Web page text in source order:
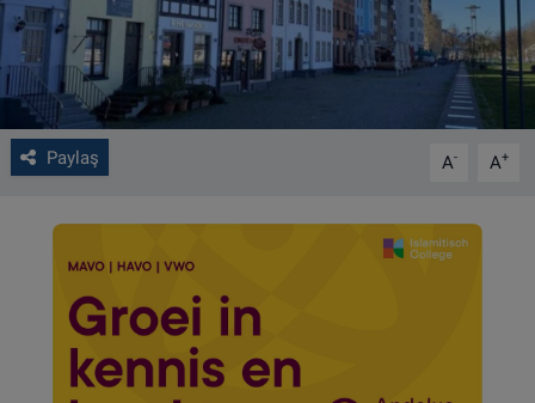
Paylaş A- A+
CONTACT
Çerez Politikası